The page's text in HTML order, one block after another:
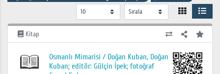
Kitap
Osmanlı Mimarisi / Doğan Kuban, Doğan
Kuban; editör: Gülçin İpek; fotoğraf